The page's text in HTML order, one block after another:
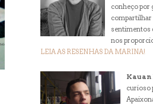
conheço por
compartilhar
sentimentos
nos
LEIA AS RESENHAS DA MARINA!
curioso